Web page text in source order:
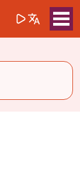
Sök på(opens in a